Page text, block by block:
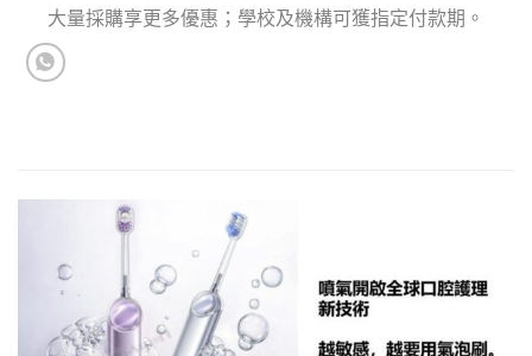
大量採購享更多優惠；學校及機構可獲指定付款期。